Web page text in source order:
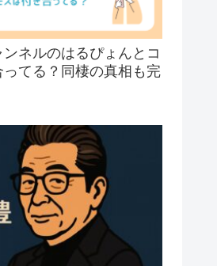
ネルのはるぴょんとコ
ってる？同棲の真相も完